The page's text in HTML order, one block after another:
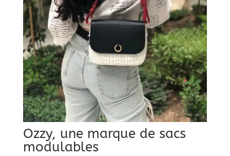
Ozzy, une marque de sacs
modulables